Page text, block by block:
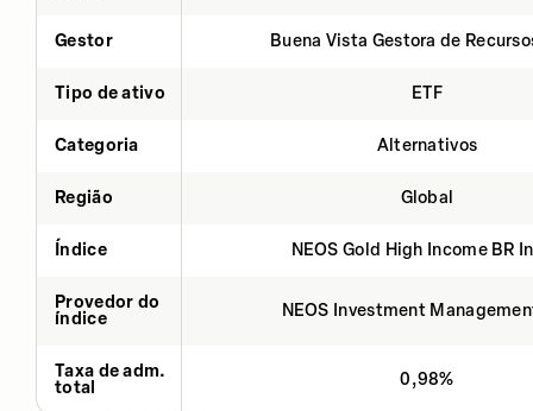
Gestor Buena Vista Gestora de
Tipo de ativo ETF
Categoria Alternativos
Região Global
Índice NEOS Gold High Income BR
Provedor do
índice
NEOS Investment
Taxa de adm.
total
0,98%